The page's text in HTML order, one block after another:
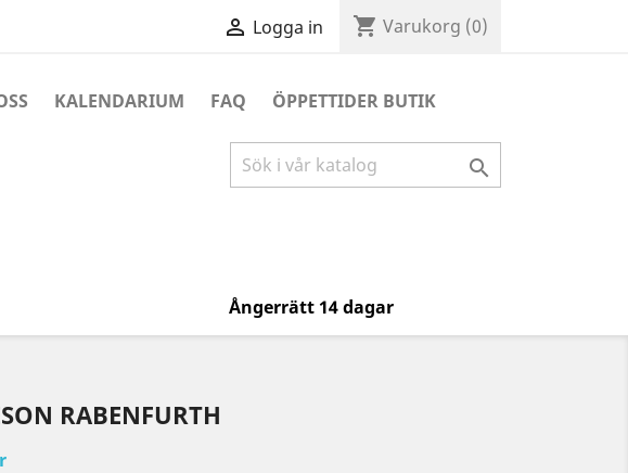
 Logga in shopping_cart Varukorg (0)
KALENDARIUM FAQ ÖPPETTIDER BUTIK

Ångerrätt 14 dagar
RABENFURTH